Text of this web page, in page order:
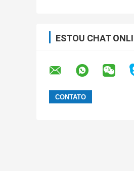
ESTOU CHAT